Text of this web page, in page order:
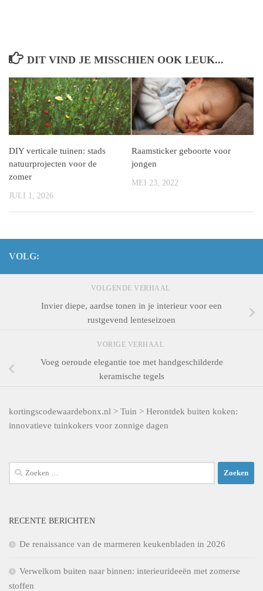
DIT VIND JE MISSCHIEN OOK LEUK...
DIY verticale tuinen: stads
natuurprojecten voor de
zomer
JULI 1, 2026
Raamsticker geboorte voor
jongen
MEI 23, 2022
VOLG:
VOLGENDE VERHAAL
Invier diepe, aardse tonen in je interieur voor een
rustgevend lenteseizoen
VORIGE VERHAAL
Voeg oeroude elegantie toe met handgeschilderde
keramische tegels
kortingscodewaardebonx.nl > Tuin > Herontdek buiten koken:
innovatieve tuinkokers voor zonnige dagen
Zoeken
naar:
RECENTE BERICHTEN
De renaissance van de marmeren keukenbladen in 2026
Verwelkom buiten naar binnen: interieurideeën met zomerse
stoffen